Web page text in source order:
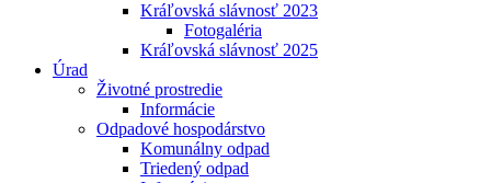
Kráľovská slávnosť 2023
Fotogaléria
Kráľovská slávnosť 2025
Úrad
Životné prostredie
Informácie
Odpadové hospodárstvo
Komunálny odpad
Triedený odpad